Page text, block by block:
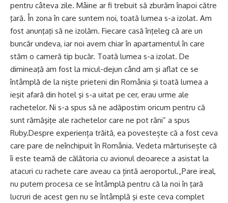
pentru câteva zile. Mâine ar fi trebuit să zburăm înapoi către
ţară. În zona în care suntem noi, toată lumea s-a izolat. Am
fost anunţaţi să ne izolăm. Fiecare casă înţeleg că are un
buncăr undeva, iar noi avem chiar în apartamentul în care
stăm o cameră tip bucăr. Toată lumea s-a izolat. De
dimineaţă am fost la micul-dejun când am şi aflat ce se
întâmplă de la nişte prieteni din România şi toată lumea a
ieşit afară din hotel şi s-a uitat pe cer, erau urme ale
rachetelor. Ni s-a spus să ne adăpostim oricum pentru că
sunt rămăşiţe ale rachetelor care ne pot răni” a spus
Ruby.Despre experiența trăită, ea povestește că a fost ceva
care pare de neînchipuit în România. Vedeta mărturisește că
îi este teamă de călătoria cu avionul deoarece a asistat la
atacuri cu rachete care aveau ca țintă aeroportul.„Pare ireal,
nu putem procesa ce se întâmplă pentru că la noi în ţară
lucruri de acest gen nu se întâmplă şi este ceva complet